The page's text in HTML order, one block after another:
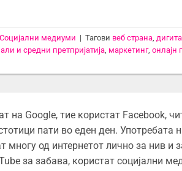
Социјални медиуми | Тагови веб страна
и средни претпријатија маркетинг,онлајн
на Google, тие користат Facebook,
пати во еден ден. Употребата
од интернетот лично за нив и
за забава, користат социјални